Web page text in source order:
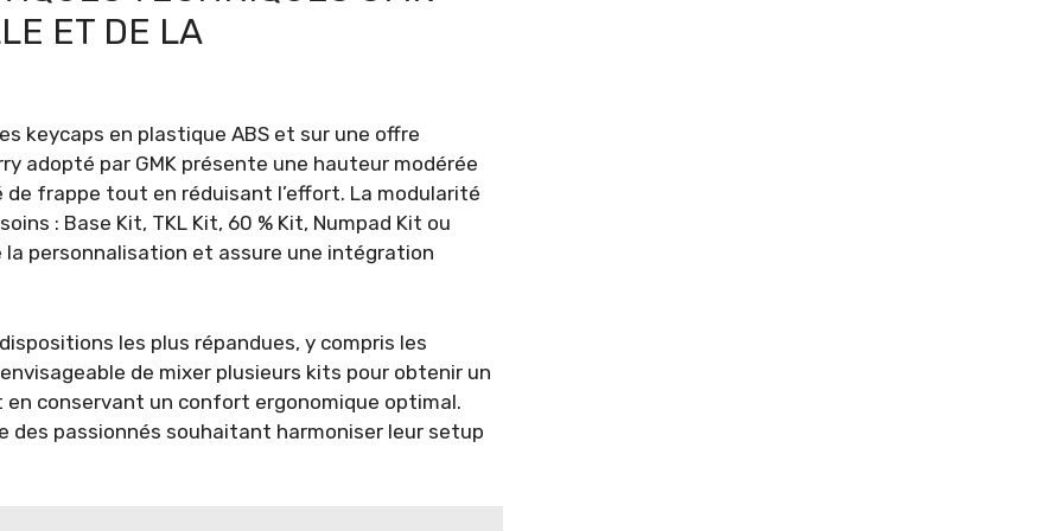
ET DE LA
keycaps en plastique ABS et sur une offre
adopté par GMK présente une hauteur modérée
frappe tout en réduisant l’effort. La modularité
: Base Kit, TKL Kit, 60 % Kit, Numpad Kit ou
personnalisation et assure une intégration
les plus répandues, y compris les
de mixer plusieurs kits pour obtenir un
conservant un confort ergonomique optimal.
passionnés souhaitant harmoniser leur setup